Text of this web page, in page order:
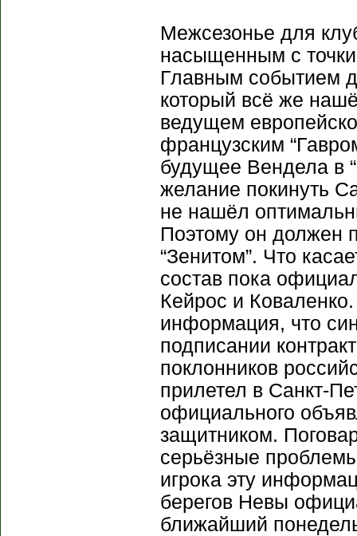
Межсезонье для
насыщенным с
Главным событием
который всё же
ведущем
французским
будущее Вендела в
желание покинуть
не нашёл
Поэтому он должен
“Зенитом”. Что
состав пока
Кейрос и
информация, что
подписании
поклонников
прилетел в Санкт-
официального
защитником.
серьёзные
игрока эту
берегов Невы
ближайший